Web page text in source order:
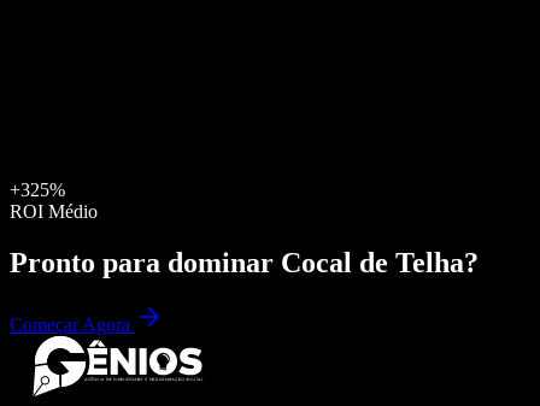
+325%
ROI Médio
Pronto para dominar Cocal de Telha?
Começar Agora